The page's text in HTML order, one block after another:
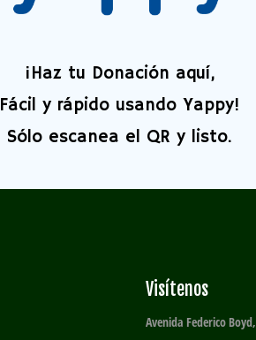
¡Haz tu Donación aquí,
Fácil y rápido usando Yappy!
Sólo escanea el QR y listo.
Visítenos
Avenida Federico Boyd,